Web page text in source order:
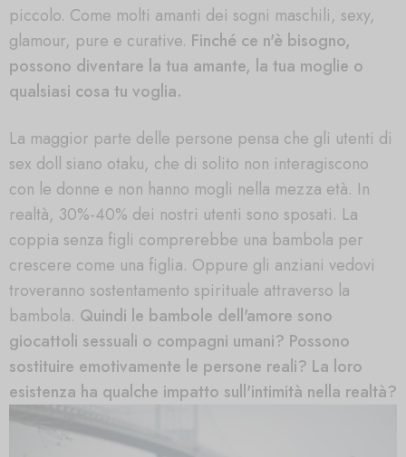
piccolo. Come molti amanti dei sogni maschili, sexy,
glamour, pure e curative. Finché ce n'è bisogno,
possono diventare la tua amante, la tua moglie o
qualsiasi cosa tu voglia.
La maggior parte delle persone pensa che gli utenti di
sex doll siano otaku, che di solito non interagiscono
con le donne e non hanno mogli nella mezza età. In
realtà, 30%-40% dei nostri utenti sono sposati. La
coppia senza figli comprerebbe una bambola per
crescere come una figlia. Oppure gli anziani vedovi
troveranno sostentamento spirituale attraverso la
bambola. Quindi le bambole dell'amore sono
giocattoli sessuali o compagni umani? Possono
sostituire emotivamente le persone reali? La loro
esistenza ha qualche impatto sull'intimità nella realtà?